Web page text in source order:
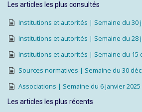
Les articles les plus consultés
Institutions et autorités | Semaine du 30
Institutions et autorités | Semaine du 28
Institutions et autorités | Semaine du 15
Sources normatives | Semaine du 30
Associations | Semaine du 6 janvier 2025
Les articles les plus récents